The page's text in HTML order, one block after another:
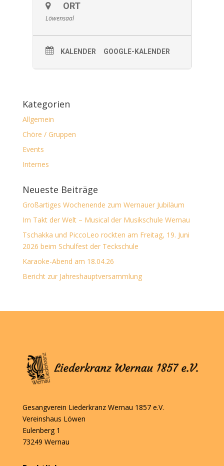
ORT
Löwensaal
KALENDER GOOGLE-KALENDER
Kategorien
Allgemein
Chöre / Gruppen
Events
Internes
Neueste Beiträge
Großartiges Wochenende zum Wernauer Jubiläum
Im Takt der Welt – Musical der Musikschule Wernau
Tschakka und PiccoLeo rockten am Freitag, 19. Juni
2026 beim Schulfest der Teckschule
Karaoke-Abend am 18.04.26
Bericht zur Jahreshauptversammlung
Gesangverein Liederkranz Wernau 1857 e.V.
Vereinshaus Löwen
Eulenberg 1
73249 Wernau